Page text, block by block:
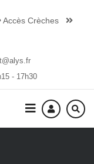
Accès Crèches
- 17h30